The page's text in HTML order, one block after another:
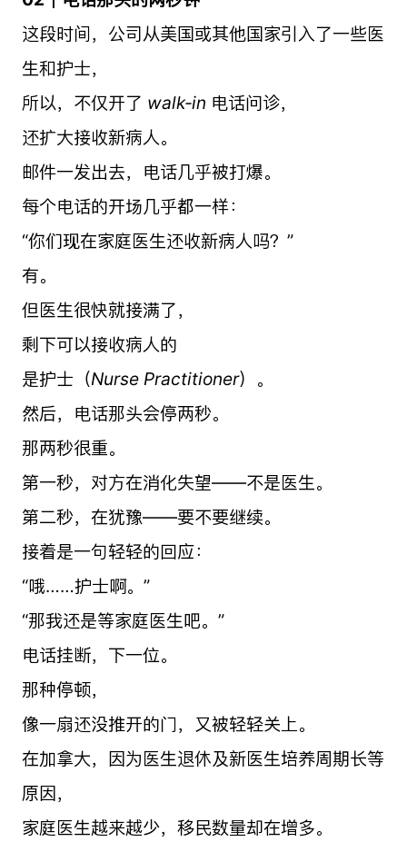
这段时间，公司从美国或其他国家引入了一些医
生和护士，
所以，不仅开了 walk‑in 电话问诊，
还扩大接收新病人。
邮件一发出去，电话几乎被打爆。
每个电话的开场几乎都一样：
“你们现在家庭医生还收新病人吗？”
有。
但医生很快就接满了，
剩下可以接收病人的
是护士（Nurse Practitioner）。
然后，电话那头会停两秒。
那两秒很重。
第一秒，对方在消化失望——不是医生。
第二秒，在犹豫——要不要继续。
接着是一句轻轻的回应：
“哦……护士啊。”
“那我还是等家庭医生吧。”
电话挂断，下一位。
那种停顿，
像一扇还没推开的门，又被轻轻关上。
在加拿大，因为医生退休及新医生培养周期长等
原因，
家庭医生越来越少，移民数量却在增多。